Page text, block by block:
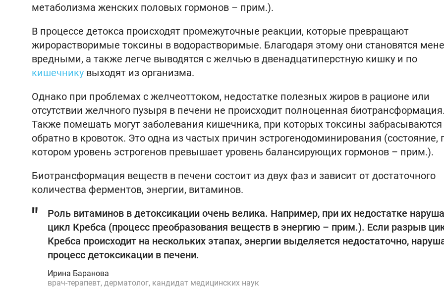
метаболизма женских половых гормонов – прим.).
В процессе детокса происходят промежуточные реакции, которые превращают
жирорастворимые токсины в водорастворимые. Благодаря этому они становятся
вредными, а также легче выводятся с желчью в двенадцатиперстную кишку и по
кишечнику выходят из организма.
Однако при проблемах с желчеоттоком, недостатке полезных жиров в рационе или
отсутствии желчного пузыря в печени не происходит полноценная биотрансформация.
Также помешать могут заболевания кишечника, при которых токсины забрасываются
обратно в кровоток. Это одна из частых причин эстрогенодоминирования (состояние,
котором уровень эстрогенов превышает уровень балансирующих гормонов – прим.).
Биотрансформация веществ в печени состоит из двух фаз и зависит от достаточного
количества ферментов, энергии, витаминов.
Роль витаминов в детоксикации очень велика. Например, при их недостатке
цикл Кребса (процесс преобразования веществ в энергию – прим.). Если разрыв
Кребса происходит на нескольких этапах, энергии выделяется недостаточно,
процесс детоксикации в печени.
Ирина Баранова
врач-терапевт, дерматолог, кандидат медицинских наук